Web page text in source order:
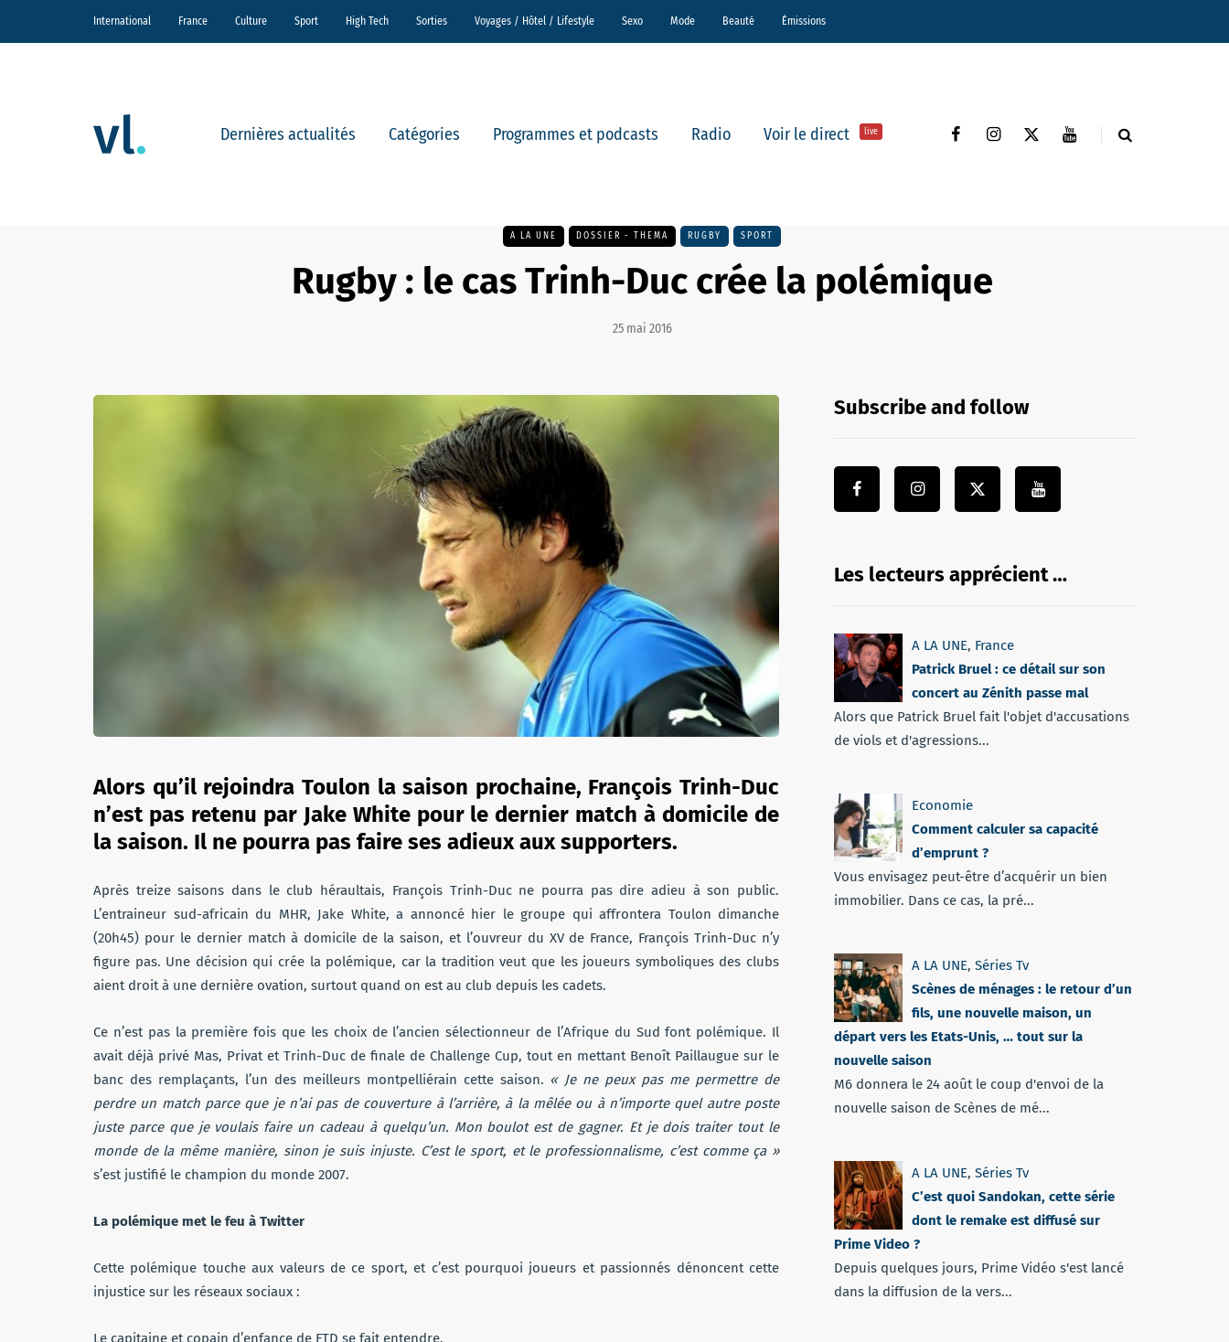
International France Culture Sport High Tech Sorties Voyages / Hôtel / Lifestyle Sexo Mode Beauté Émissions
Dernières actualités Catégories Programmes et podcasts Radio Voir le direct live
A LA UNE DOSSIER - THEMA RUGBY SPORT
Rugby : le cas Trinh-Duc crée la polémique
25 mai 2016
Alors qu’il rejoindra Toulon la saison prochaine, François Trinh-Duc
n’est pas retenu par Jake White pour le dernier match à domicile de
la saison. Il ne pourra pas faire ses adieux aux supporters.
Après treize saisons dans le club héraultais, François Trinh-Duc ne pourra pas dire adieu à son public.
L’entraineur sud-africain du MHR, Jake White, a annoncé hier le groupe qui affrontera Toulon dimanche
(20h45) pour le dernier match à domicile de la saison, et l’ouvreur du XV de France, François Trinh-Duc n’y
figure pas. Une décision qui crée la polémique, car la tradition veut que les joueurs symboliques des clubs
aient droit à une dernière ovation, surtout quand on est au club depuis les cadets.
Ce n’est pas la première fois que les choix de l’ancien sélectionneur de l’Afrique du Sud font polémique. Il
avait déjà privé Mas, Privat et Trinh-Duc de finale de Challenge Cup, tout en mettant Benoît Paillaugue sur le
banc des remplaçants, l’un des meilleurs montpelliérain cette saison. « Je ne peux pas me permettre de
perdre un match parce que je n’ai pas de couverture à l’arrière, à la mêlée ou à n’importe quel autre poste
juste parce que je voulais faire un cadeau à quelqu’un. Mon boulot est de gagner. Et je dois traiter tout le
monde de la même manière, sinon je suis injuste. C’est le sport, et le professionnalisme, c’est comme ça »
s’est justifié le champion du monde 2007.
La polémique met le feu à Twitter
Cette polémique touche aux valeurs de ce sport, et c’est pourquoi joueurs et passionnés dénoncent cette
injustice sur les réseaux sociaux :
Subscribe and follow
Les lecteurs apprécient …
A LA UNE, France
Patrick Bruel : ce détail sur son
concert au Zénith passe mal
Alors que Patrick Bruel fait l'objet d'accusations
de viols et d'agressions...
Economie
Comment calculer sa capacité
d’emprunt ?
Vous envisagez peut-être d’acquérir un bien
immobilier. Dans ce cas, la pré...
A LA UNE, Séries Tv
Scènes de ménages : le retour d’un
fils, une nouvelle maison, un
départ vers les Etats-Unis, … tout sur la
nouvelle saison
M6 donnera le 24 août le coup d'envoi de la
nouvelle saison de Scènes de mé...
A LA UNE, Séries Tv
C’est quoi Sandokan, cette série
dont le remake est diffusé sur
Prime Video ?
Depuis quelques jours, Prime Vidéo s'est lancé
dans la diffusion de la vers...